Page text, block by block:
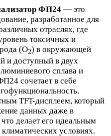
ФП24 — это
разработанное для
отраслях, где
токсичных и
(O2) в окружающей
и доступный в двух
сплава и
сочетает в себе
TFT-дисплеем, который
данных даже в
делает его идеальным
условиях.